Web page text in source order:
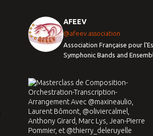
AFEEV
@afeev.association
Association Française pour
Symphonic Bands and